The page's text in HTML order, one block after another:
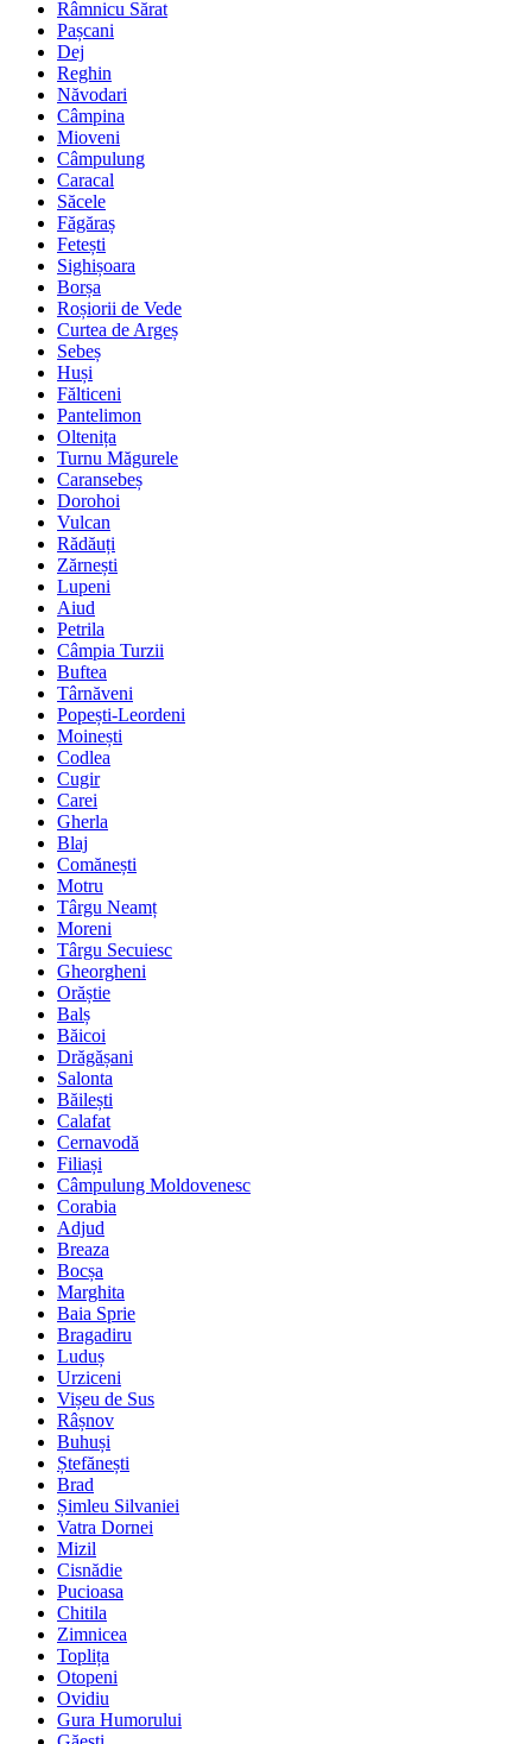
Râmnicu Sărat
Pașcani
Dej
Reghin
Năvodari
Câmpina
Mioveni
Câmpulung
Caracal
Săcele
Făgăraș
Fetești
Sighișoara
Borșa
Roșiorii de Vede
Curtea de Argeș
Sebeș
Huși
Fălticeni
Pantelimon
Oltenița
Turnu Măgurele
Caransebeș
Dorohoi
Vulcan
Rădăuți
Zărnești
Lupeni
Aiud
Petrila
Câmpia Turzii
Buftea
Târnăveni
Popești-Leordeni
Moinești
Codlea
Cugir
Carei
Gherla
Blaj
Comănești
Motru
Târgu Neamț
Moreni
Târgu Secuiesc
Gheorgheni
Orăștie
Balș
Băicoi
Drăgășani
Salonta
Băilești
Calafat
Cernavodă
Filiași
Câmpulung Moldovenesc
Corabia
Adjud
Breaza
Bocșa
Marghita
Baia Sprie
Bragadiru
Luduș
Urziceni
Vișeu de Sus
Râșnov
Buhuși
Ștefănești
Brad
Șimleu Silvaniei
Vatra Dornei
Mizil
Cisnădie
Pucioasa
Chitila
Zimnicea
Toplița
Otopeni
Ovidiu
Gura Humorului